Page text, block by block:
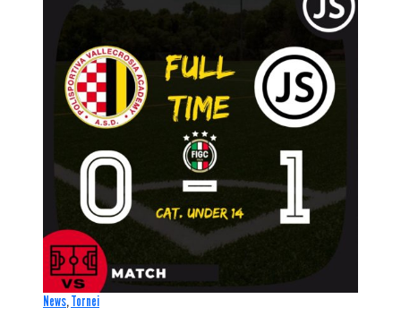
News,Tornei